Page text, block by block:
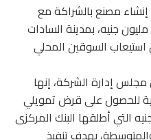
مصنع بالشراكة مع
مستثمرين ، باستثمارات قيمتها 30 مليون جنيه، بمدينة السادات
السوقين المحلي
إدارة الشركة، إنها
للحصول على قرض تمويلي
من مبادرة 200 مليار جنيه التي أطلقها البنك المركزى
بهدف تنفيذ